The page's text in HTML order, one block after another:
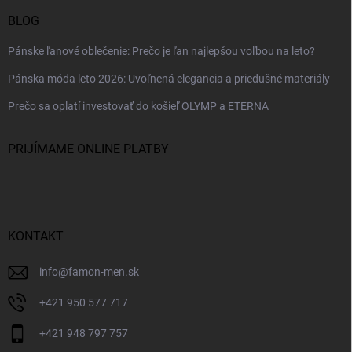
BLOG
Pánske ľanové oblečenie: Prečo je ľan najlepšou voľbou na leto?
Pánska móda leto 2026: Uvoľnená elegancia a priedušné materiály
Prečo sa oplatí investovať do košieľ OLYMP a ETERNA
PRIJÍMAME ONLINE PLATBY
KONTAKT
info@famon-men.sk
+421 950 577 717
+421 948 797 757